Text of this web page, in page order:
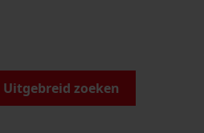
Uitgebreid zoeken